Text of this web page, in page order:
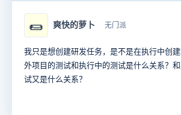
🌯 爽快的萝卜 无门派
我只是想创建研发任务，是不是在执行中创
外项目的测试和执行中的测试是什么关系？
试又是什么关系？